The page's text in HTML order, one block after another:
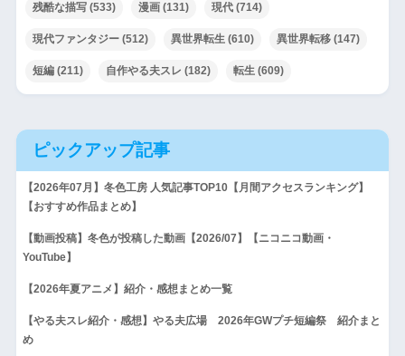
残酷な描写(533) 漫画(131) 現代(714)
現代ファンタジー(512) 異世界転生(610) 異世界転移(147)
短編(211) 自作やる夫スレ (182) 転生(609)
ピックアップ記事
【2026年07月】冬色工房 人気記事TOP10【月間アクセスランキング】
【おすすめ作品まとめ】
【動画投稿】冬色が投稿した動画【2026/07】【ニコニコ動画・
YouTube】
【2026年夏アニメ】紹介・感想まとめ一覧
【やる夫スレ紹介・感想】やる夫広場 2026年GWプチ短編祭 紹介まと
め